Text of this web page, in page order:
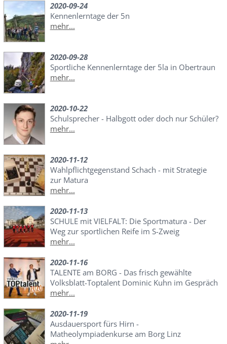
2020-09-24
Kennenlerntage der 5n
mehr...
2020-09-28
Sportliche Kennenlerntage der 5la in Obertraun
mehr...
2020-10-22
Schulsprecher - Halbgott oder doch nur Schüler?
mehr...
2020-11-12
Wahlpflichtgegenstand Schach - mit Strategie
zur Matura
mehr...
2020-11-13
SCHULE mit VIELFALT: Die Sportmatura - Der
Weg zur sportlichen Reife im S-Zweig
mehr...
2020-11-16
TALENTE am BORG - Das frisch gewählte
Volksblatt-Toptalent Dominic Kuhn im Gespräch
mehr...
2020-11-19
Ausdauersport fürs Hirn -
Matheolympiadenkurse am Borg Linz